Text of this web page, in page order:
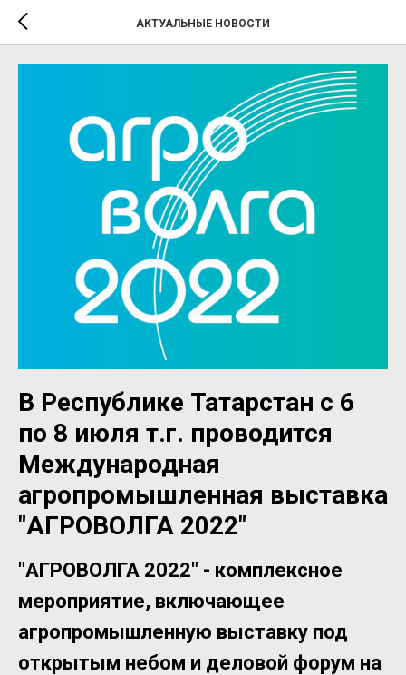
АКТУАЛЬНЫЕ НОВОСТИ
В Республике Татарстан с 6
по 8 июля т.г. проводится
Международная
агропромышленная выставка
"АГРОВОЛГА 2022"
"АГРОВОЛГА 2022" - комплексное
мероприятие, включающее
агропромышленную выставку под
открытым небом и деловой форум на